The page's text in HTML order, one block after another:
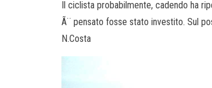
Il ciclista probabilmente, cadendo ha
Ã¨ pensato fosse stato investito. Sul
N.Costa